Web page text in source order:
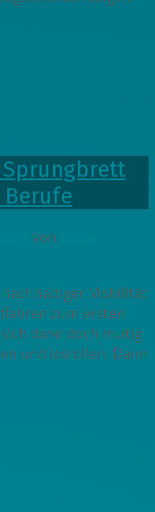
Sprungbrett
von
Mobilität
zum ersten
dann doch mutig
und losrollen: Dann